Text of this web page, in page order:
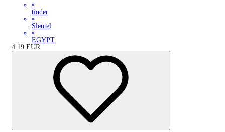
•
tinder
•
Sleutel
•
EGYPT
4.19 EUR